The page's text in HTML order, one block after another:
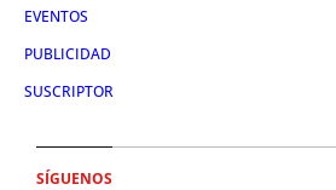
EVENTOS
PUBLICIDAD
SUSCRIPTOR
SÍGUENOS